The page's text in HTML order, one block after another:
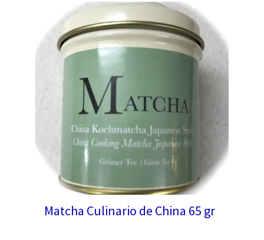
Matcha Culinario de China 65 gr